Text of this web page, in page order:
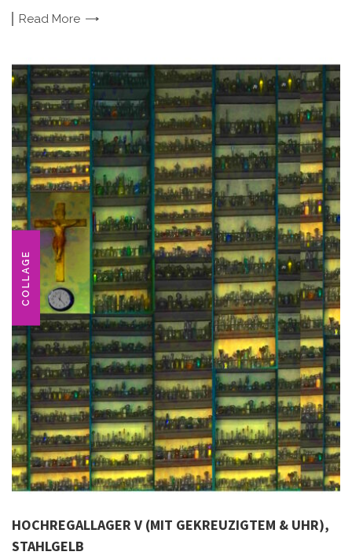
Read More
COLLAGE
HOCHREGALLAGER V (MIT GEKREUZIGTEM & UHR),
STAHLGELB